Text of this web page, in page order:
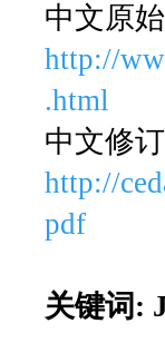
中文原
http://
.html
中文修
http://
pdf
关键词: